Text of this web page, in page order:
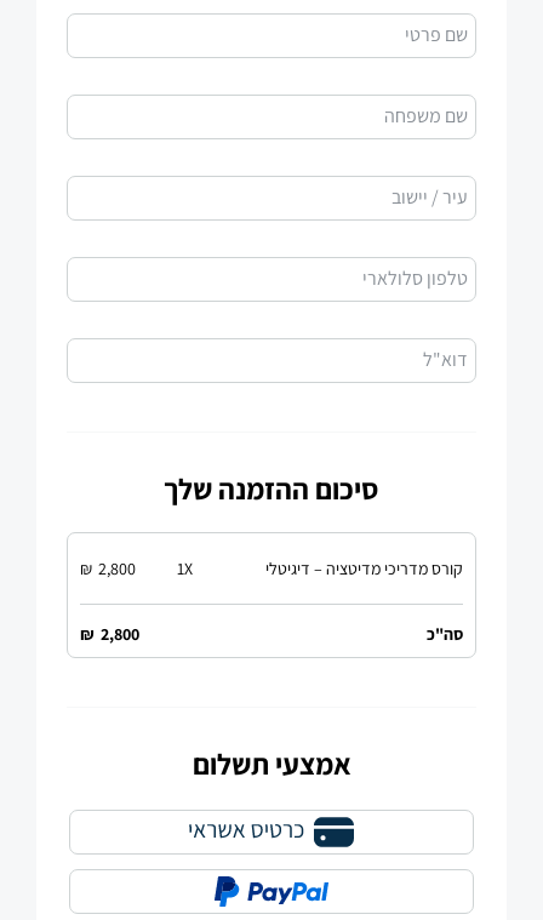
שם פרטי
שם משפחה
עיר / יישוב
טלפון סלולארי
דוא"ל
סיכום ההזמנה שלך
קורס מדריכי מדיטציה – דיגיטלי X
1
2,800
₪
סה"כ 2,800
₪
אמצעי תשלום